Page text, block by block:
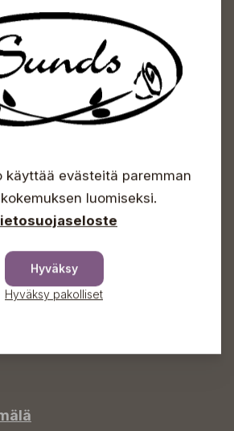
käyttää evästeitä paremman
luomiseksi.
Hyväksy
Hyväksy pakolliset